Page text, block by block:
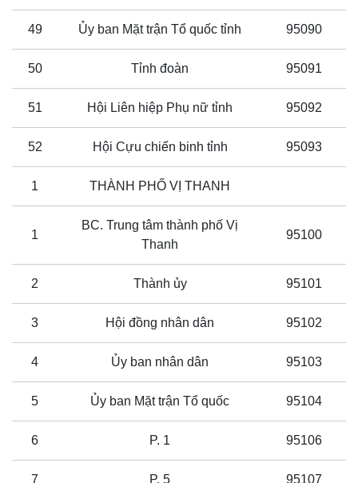
49 Ủy ban Mặt trận Tổ quốc tỉnh 95090
50 Tỉnh đoàn 95091
51 Hội Liên hiệp Phụ nữ tỉnh 95092
52 Hội Cựu chiến binh tỉnh 95093
1 THÀNH PHỐ VỊ THANH
1
BC. Trung tâm thành phố Vị
Thanh
95100
2 Thành ủy 95101
3 Hội đồng nhân dân 95102
4 Ủy ban nhân dân 95103
5 Ủy ban Mặt trận Tổ quốc 95104
6 P. 1 95106
7 P. 5 95107